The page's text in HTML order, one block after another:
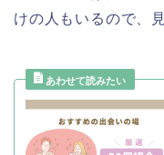
けの人もいるので、